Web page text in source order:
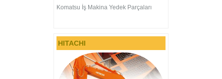
Komatsu İş Makina Yedek Parçaları
HITACHI